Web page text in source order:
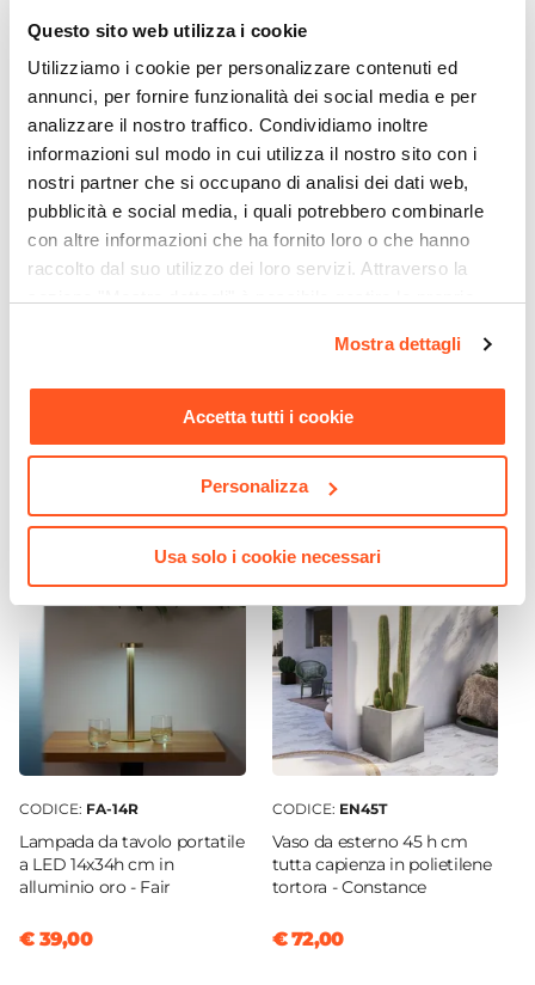
Questo sito web utilizza i cookie
Utilizziamo i cookie per personalizzare contenuti ed
annunci, per fornire funzionalità dei social media e per
analizzare il nostro traffico. Condividiamo inoltre
informazioni sul modo in cui utilizza il nostro sito con i
nostri partner che si occupano di analisi dei dati web,
pubblicità e social media, i quali potrebbero combinarle
con altre informazioni che ha fornito loro o che hanno
raccolto dal suo utilizzo dei loro servizi. Attraverso la
momento. Per maggiori informazioni si invita a leggere la
Mostra dettagli
Accetta tutti i cookie
Personalizza
Usa solo i cookie necessari
Si
2 posti
Caratteristiche
Disegno traforato
CODICE:COVER32
90x70h cm con coulisse
regolabile - Wakanda
CODICE:EM-45T
Tavolino da giardino
rotondo 45 cm in acciaio
€ 28,00
CODICE: FA-14R
Lampada da tavolo portatile
a LED 14x34h cm in
alluminio oro - Fair
€ 39,00
CODICE: EN45T
Vaso da esterno 45 h cm
tutta capienza in polietilene
tortora - Constance
€ 72,00